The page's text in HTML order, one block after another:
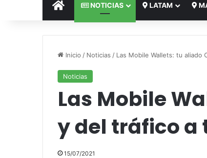
INICIO NOTICIAS LATAM
Inicio / Noticias / Las Mobile Wallets: tu aliado
Noticias
Las Mobile
y del tráfico a
15/07/2021